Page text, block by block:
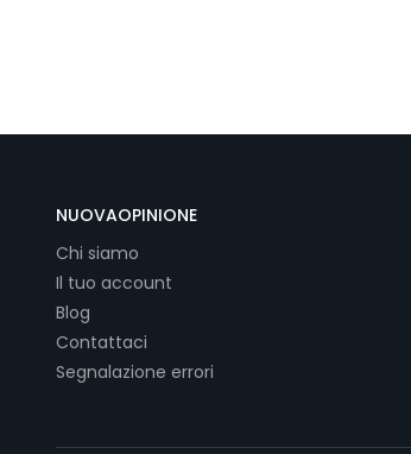
NUOVAOPINIONE
Chi siamo
Il tuo account
Blog
Contattaci
Segnalazione errori